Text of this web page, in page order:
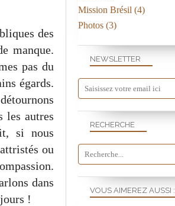
des
manque.
pas du
égards.
les autres
si nous
ou
dans
!
NEWSLETTER
RECHERCHE
VOUS AIMEREZ AUSSI :
Mission Brésil (4)
Photos (3)